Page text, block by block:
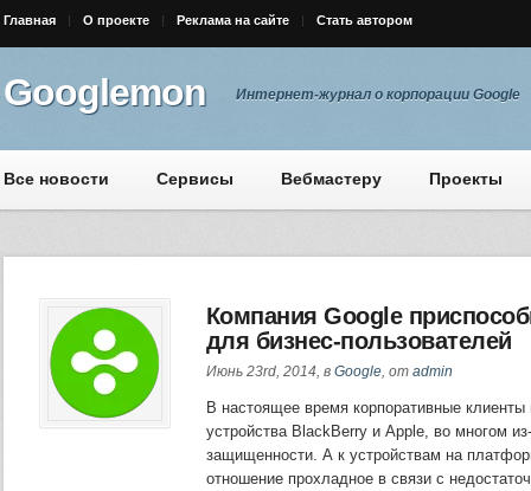
Главная О проекте Реклама на сайте Стать автором
Googlemon Интернет-журнал о корпорации Google
Все новости Сервисы Вебмастеру Проекты
Компания Google
для бизнес-пользователей
Июнь 23rd, 2014, в Google, от admin
В настоящее время корпоративные
устройства BlackBerry и Apple, во многом
защищенности. А к устройствам на
отношение прохладное в связи с